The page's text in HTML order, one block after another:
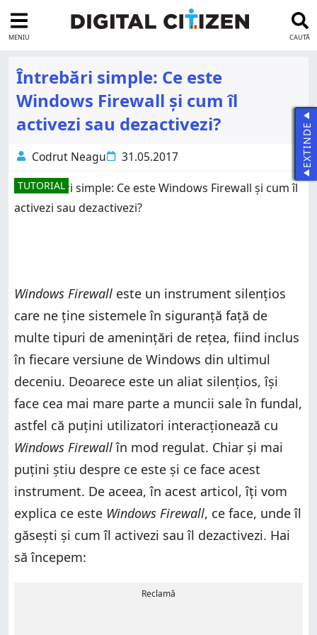
MENIU CAUTĂ
Întrebări simple: Ce este
Windows Firewall și cum îl
activezi sau dezactivezi?
Codrut Neagu 31.05.2017
TUTORIAL
Windows Firewall este un instrument silențios
care ne ține sistemele în siguranță față de
multe tipuri de amenințări de rețea, fiind inclus
în fiecare versiune de Windows din ultimul
deceniu. Deoarece este un aliat silențios, își
face cea mai mare parte a muncii sale în fundal,
astfel că puțini utilizatori interacționează cu
Windows Firewallîn mod regulat. Chiar și mai
puțini știu despre ce este și ce face acest
instrument. De aceea, în acest articol, îți vom
explica ce este Windows Firewall, ce face, unde îl
găsești și cum îl activezi sau îl dezactivezi. Hai
să începem:
Reclamă
EXTINDE